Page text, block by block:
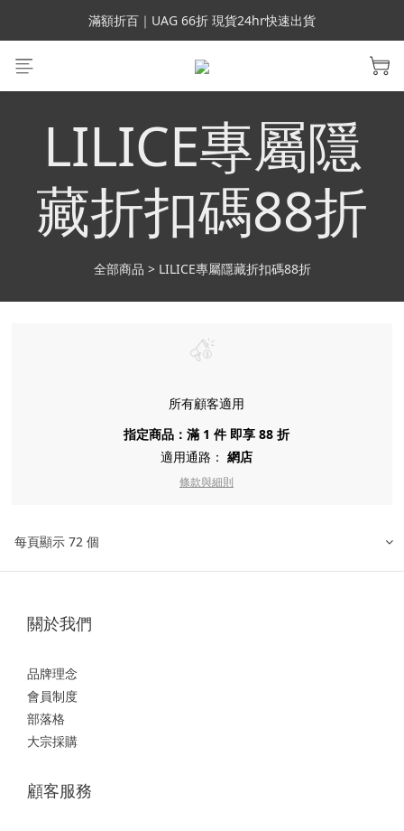
會員699免運｜父親節禮手機殼5折、行動電源66折
滿額折百｜UAG 66折 現貨24hr快速出貨
滿額折百｜SUPCASE iPhone 三星手機殼5折
LILICE專屬隱
藏折扣碼88折
全部商品 > LILICE專屬隱藏折扣碼88折
所有顧客適用
指定商品：滿 1 件 即享 88 折
適用通路： 網店
條款與細則
每頁顯示 72 個
關於我們
品牌理念
會員制度
部落格
大宗採購
顧客服務